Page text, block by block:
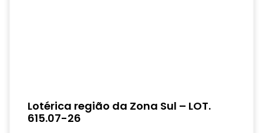
Lotérica região da Zona Sul – LOT.
615.07-26